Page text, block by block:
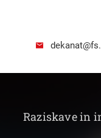
Raziskave in